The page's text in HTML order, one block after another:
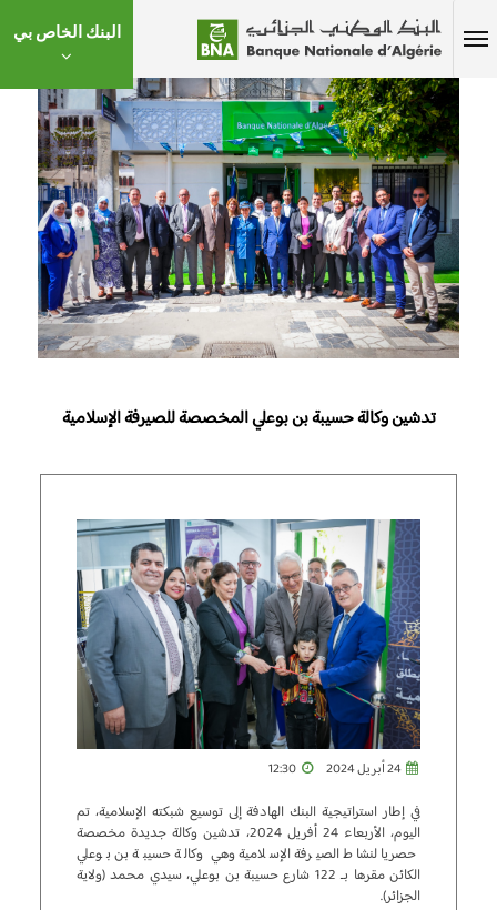
البنك الخاص بي
تدشين وكالة حسيبة بن بوعلي المخصصة للصيرفة الإسلامية
في إطار استراتيجية البنك الهادفة إلى توسيع شبكته الإسلامية، تم
اليوم، الأربعاء 24 أفريل 2024، تدشين وكالة جديدة مخصصة
حصريا لنشاط الصيرفة الإسلامية وهي وكالة حسيبة بن بوعلي
الكائن مقرها بـ 122 شارع حسيبة بن بوعلي، سيدي محمد (ولاية
الجزائر).